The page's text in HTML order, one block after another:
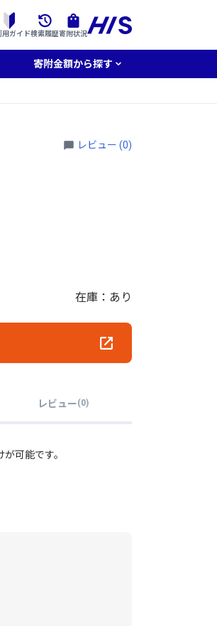
用ガイド検索履歴寄附状況
寄附金額から探す
レビュー (0)
在庫：あり
レビュー(0)
可能です。